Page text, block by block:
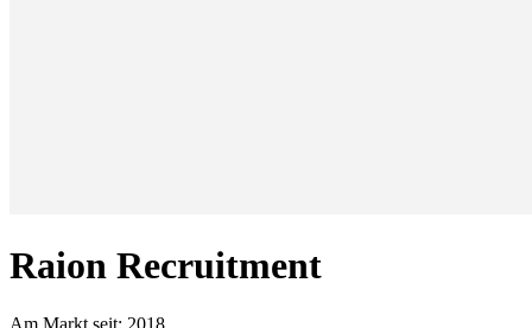
Raion Recruitment
Am Markt seit: 2018